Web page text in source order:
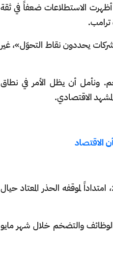
أظهرت الاستطلاعات ضعفاً في ثقة
ترامب.
يحددون نقاط التحوّل»، غير
ونأمل أن يظل الأمر في نطاق
الاقتصادي.
الاقتصاد
وتُعد تصريحات ديمون، الذي يتولى منصب الرئيس التنفيذي منذ عام 2006، امتداداً لموقفه الحذر المعتاد حيال
الوظائف والتضخم خلال شهر مايو